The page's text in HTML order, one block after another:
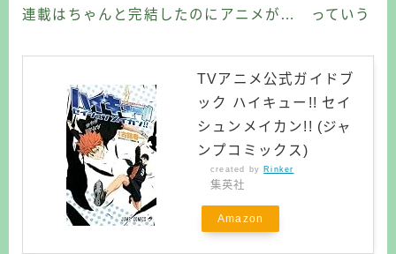
連載はちゃんと完結したのにアニメが… っていう
TVアニメ公式ガイドブ
ック ハイキュー!! セイ
シュンメイカン!! (ジャ
ンプコミックス)
created by Rinker
集英社
Amazon